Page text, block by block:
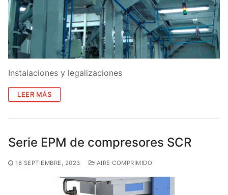
Instalaciones y legalizaciones
LEER MÁS
Serie EPM de compresores SCR
18 SEPTIEMBRE, 2023 AIRE COMPRIMIDO